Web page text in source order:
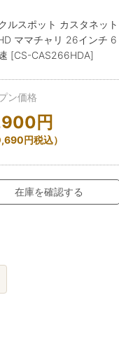
ルスポット カスタネット
ママチャリ 26インチ 6
[CS-CAS266HDA]
ン価格
円
円税込）
在庫を確認する